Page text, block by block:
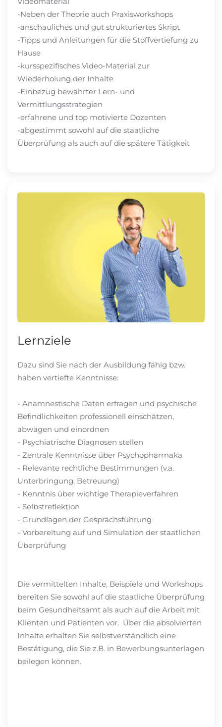
-Neben der Theorie auch Praxisworkshops
-anschauliches und gut strukturiertes Skript
-Tipps und Anleitungen für die Stoffvertiefung zu
Hause
-kursspezifisches Video-Material zur
Wiederholung der Inhalte
-Einbezug bewährter Lern- und
Vermittlungsstrategien
-erfahrene und top motivierte Dozenten
-abgestimmt sowohl auf die staatliche
Überprüfung als auch auf die spätere Tätigkeit
Lernziele
Dazu sind Sie nach der Ausbildung fähig bzw.
haben vertiefte Kenntnisse:
- Anamnestische Daten erfragen und psychische
Befindlichkeiten professionell einschätzen,
abwägen und einordnen
- Psychiatrische Diagnosen stellen
- Zentrale Kenntnisse über Psychopharmaka
- Relevante rechtliche Bestimmungen (v.a.
Unterbringung, Betreuung)
- Kenntnis über wichtige Therapieverfahren
- Selbstreflektion
- Grundlagen der Gesprächsführung
- Vorbereitung auf und Simulation der staatlichen
Überprüfung
Die vermittelten Inhalte, Beispiele und Workshops
bereiten Sie sowohl auf die staatliche Überprüfung
beim Gesundheitsamt als auch auf die Arbeit mit
Klienten und Patienten vor. Über die absolvierten
Inhalte erhalten Sie selbstverständlich eine
Bestätigung, die Sie z.B. in Bewerbungsunterlagen
beilegen können.